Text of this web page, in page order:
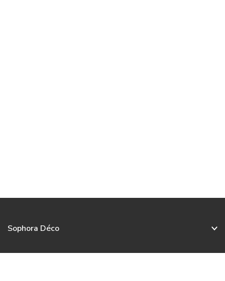
Sophora Déco
Service client